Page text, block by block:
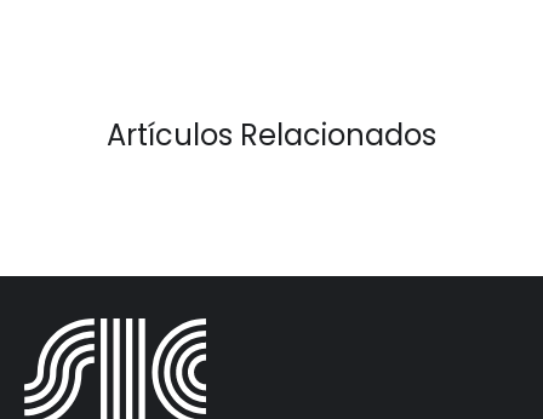
Artículos Relacionados